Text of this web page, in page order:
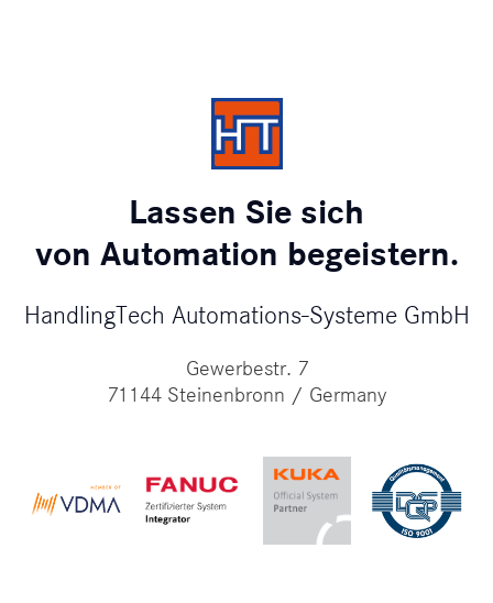
Lassen Sie sich
von Automation begeistern.
HandlingTech Automations-Systeme GmbH
Gewerbestr. 7
71144 Steinenbronn / Germany